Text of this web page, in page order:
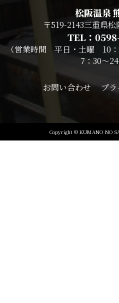
松阪温泉
〒519-2143三重県
TEL：
（営業時間 平日・土曜 10
7：30～24
お問い合わせ プ
Copyright © KUMANO NO